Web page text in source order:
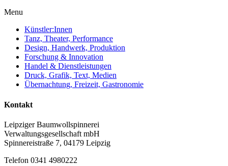
Menu
Künstler:Innen
Tanz, Theater, Performance
Design, Handwerk, Produktion
Forschung & Innovation
Handel & Dienstleistungen
Druck, Grafik, Text, Medien
Übernachtung, Freizeit, Gastronomie
Kontakt
Leipziger Baumwollspinnerei
Verwaltungsgesellschaft mbH
Spinnereistraße 7, 04179 Leipzig
Telefon 0341 4980222